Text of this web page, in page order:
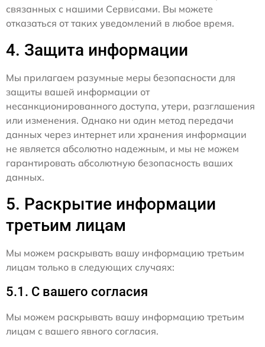
связанных с нашими Сервисами. Вы можете
отказаться от таких уведомлений в любое время.
4. Защита информации
Мы прилагаем разумные меры безопасности для
защиты вашей информации от
несанкционированного доступа, утери, разглашения
или изменения. Однако ни один метод передачи
данных через интернет или хранения информации
не является абсолютно надежным, и мы не можем
гарантировать абсолютную безопасность ваших
данных.
5. Раскрытие информации
третьим лицам
Мы можем раскрывать вашу информацию третьим
лицам только в следующих случаях:
5.1. С вашего согласия
Мы можем раскрывать вашу информацию третьим
лицам с вашего явного согласия.